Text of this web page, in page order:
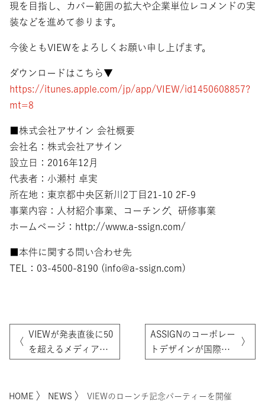
現を目指し、カバー範囲の拡大や企業単位レコメンドの実
装などを進めて参ります。
今後ともVIEWをよろしくお願い申し上げます。
ダウンロードはこちら▼
https://itunes.apple.com/jp/app/VIEW/id1450608857?
mt=8
■株式会社アサイン 会社概要
会社名：株式会社アサイン
設立日：2016年12月
代表者：小瀬村 卓実
所在地：東京都中央区新川2丁目21-10 2F-9
事業内容：人材紹介事業、コーチング、研修事業
ホームページ：http://www.a-ssign.com/
■本件に関する問い合わせ先
TEL：03-4500-8190 (info@a-ssign.com)
〈
VIEWが発表直後に50
を超えるメディアに
ASSIGNのコーポレー
トデザインが国際賞
〉
HOME 〉 NEWS 〉 VIEWのローンチ記念パーティーを開催